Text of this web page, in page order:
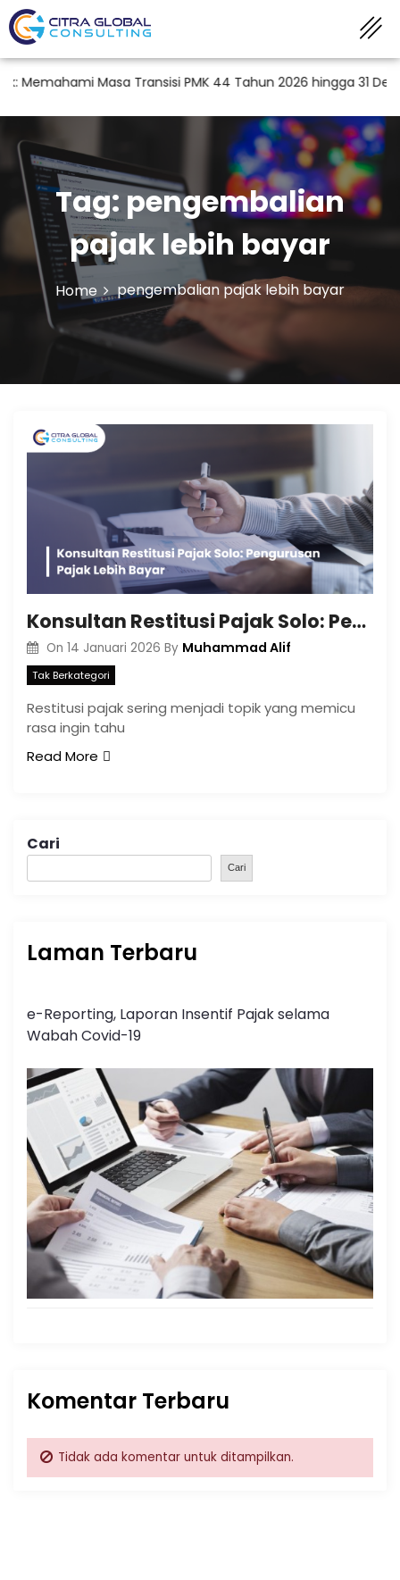
Masa Transisi PMK 44 Tahun 2026 hingga 31
Tag: pengembalian
pajak lebih bayar
Home pengembalian pajak lebih bayar
Konsultan Restitusi Pajak Solo: Pengurusan Pajak Lebih Bayar
On 14 Januari 2026 By Muhammad Alif
Tak Berkategori
Restitusi pajak sering menjadi topik yang memicu
rasa ingin tahu
Read More
Cari
Cari
Laman Terbaru
e-Reporting, Laporan Insentif Pajak selama
Wabah Covid-19
Komentar Terbaru
Tidak ada komentar untuk ditampilkan.